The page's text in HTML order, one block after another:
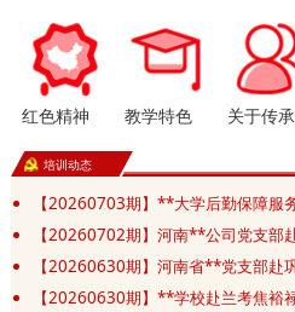
红色精神 教学特色 关于传承
培训动态